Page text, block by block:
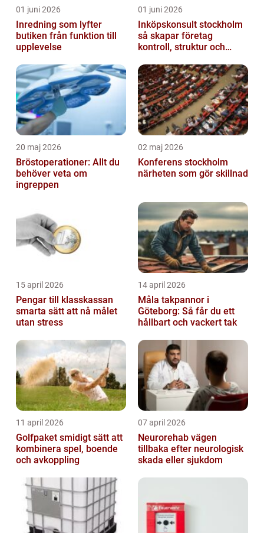
01 juni 2026
Inredning som lyfter
butiken från funktion till
upplevelse
01 juni 2026
Inköpskonsult stockholm
så skapar företag
kontroll, struktur och
20 maj 2026
Bröstoperationer: Allt du
behöver veta om
ingreppen
02 maj 2026
Konferens stockholm
närheten som gör skillnad
15 april 2026
Pengar till klasskassan
smarta sätt att nå målet
utan stress
14 april 2026
Måla takpannor i
Göteborg: Så får du ett
hållbart och vackert tak
11 april 2026
Golfpaket smidigt sätt att
kombinera spel, boende
och avkoppling
07 april 2026
Neurorehab vägen
tillbaka efter neurologisk
skada eller sjukdom